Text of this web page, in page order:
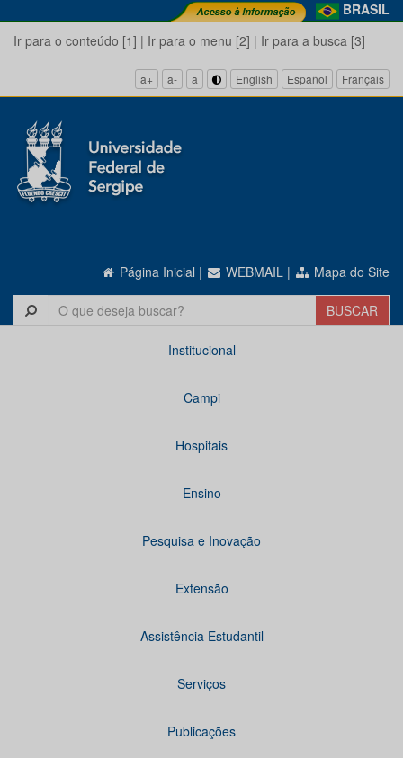
BRASIL
Ir para o conteúdo [1] | Ir para o menu [2] | Ir para a busca [3]
a+ a- a English Español Français
Página Inicial | WEBMAIL | Mapa do Site
Institucional
Campi
Hospitais
Ensino
Pesquisa e Inovação
Extensão
Assistência Estudantil
Serviços
Publicações